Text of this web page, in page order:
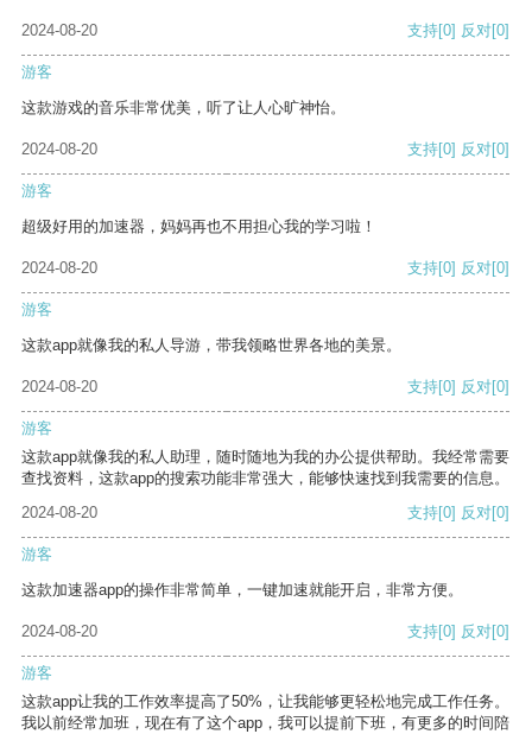
2024-08-20 支持[0] 反对[0]
游客
这款游戏的音乐非常优美，听了让人心旷神怡。
2024-08-20 支持[0] 反对[0]
游客
超级好用的加速器，妈妈再也不用担心我的学习啦！
2024-08-20 支持[0] 反对[0]
游客
这款app就像我的私人导游，带我领略世界各地的美景。
2024-08-20 支持[0] 反对[0]
游客
这款app就像我的私人助理，随时随地为我的办公提供帮助。我经常需要
查找资料，这款app的搜索功能非常强大，能够快速找到我需要的信息。
2024-08-20
支持[0] 反对[0]
游客
这款加速器app的操作非常简单，一键加速就能开启，非常方便。
2024-08-20 支持[0] 反对[0]
游客
这款app让我的工作效率提高了50%，让我能够更轻松地完成工作任务。
我以前经常加班，现在有了这个app，我可以提前下班，有更多的时间陪